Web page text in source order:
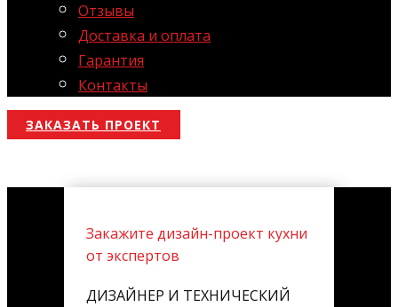
Отзывы
Доставка и оплата
Гарантия
Контакты
ЗАКАЗАТЬ ПРОЕКТ
Закажите дизайн-проект кухни
от экспертов
ДИЗАЙНЕР И ТЕХНИЧЕСКИЙ